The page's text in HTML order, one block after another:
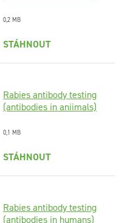
0,2 MB
STÁHNOUT
Rabies antibody testing
(antibodies in aniimals)
0,1 MB
STÁHNOUT
Rabies antibody testing
(antibodies in humans)